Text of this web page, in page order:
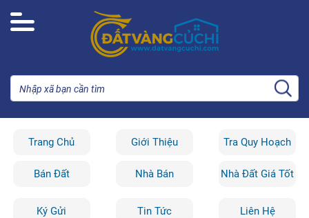
Trang Chủ Giới Thiệu Tra Quy Hoạch
Bán Đất Nhà Bán Nhà Đất Giá Tốt
Ký Gửi Tin Tức Liên Hệ